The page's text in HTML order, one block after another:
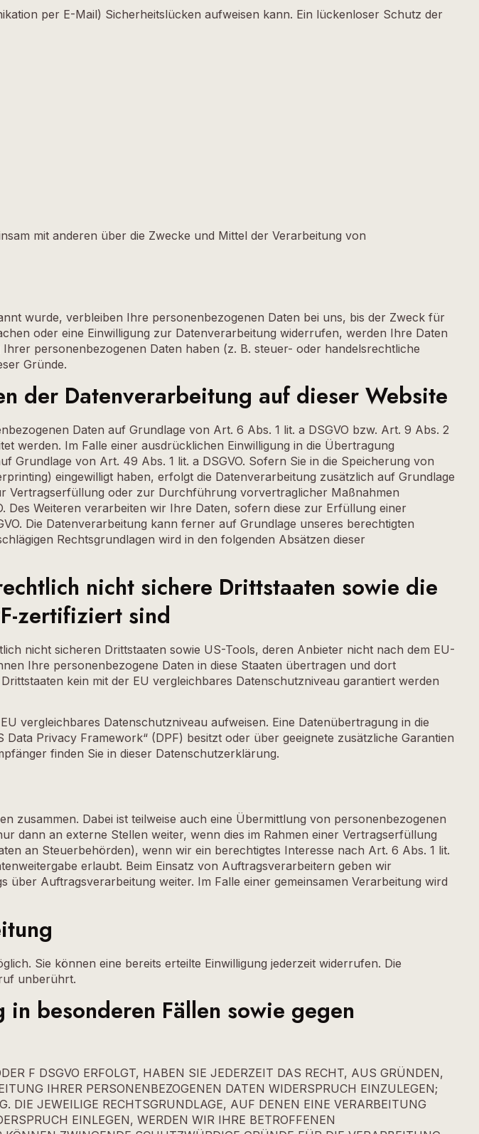
per E-Mail) Sicherheitslücken aufweisen kann. Ein lückenloser Schutz der
mit anderen über die Zwecke und Mittel der Verarbeitung von
wurde, verbleiben Ihre personenbezogenen Daten bei uns, bis der Zweck für
oder eine Einwilligung zur Datenverarbeitung widerrufen, werden Ihre Daten
personenbezogenen Daten haben (z. B. steuer- oder handelsrechtliche
Gründe.
der Datenverarbeitung auf dieser Website
Daten auf Grundlage von Art. 6 Abs. 1 lit. a DSGVO bzw. Art. 9 Abs. 2
werden. Im Falle einer ausdrücklichen Einwilligung in die Übertragung
von Art. 49 Abs. 1 lit. a DSGVO. Sofern Sie in die Speicherung von
eingewilligt haben, erfolgt die Datenverarbeitung zusätzlich auf Grundlage
Vertragserfüllung oder zur Durchführung vorvertraglicher Maßnahmen
Weiteren verarbeiten wir Ihre Daten, sofern diese zur Erfüllung einer
Die Datenverarbeitung kann ferner auf Grundlage unseres berechtigten
Rechtsgrundlagen wird in den folgenden Absätzen dieser
nicht sichere Drittstaaten sowie die
zertifiziert sind
nicht sicheren Drittstaaten sowie US-Tools, deren Anbieter nicht nach dem EU-
Ihre personenbezogene Daten in diese Staaten übertragen und dort
kein mit der EU vergleichbares Datenschutzniveau garantiert werden
vergleichbares Datenschutzniveau aufweisen. Eine Datenübertragung in die
Privacy Framework“ (DPF) besitzt oder über geeignete zusätzliche Garantien
finden Sie in dieser Datenschutzerklärung.
zusammen. Dabei ist teilweise auch eine Übermittlung von personenbezogenen
dann an externe Stellen weiter, wenn dies im Rahmen einer Vertragserfüllung
an Steuerbehörden), wenn wir ein berechtigtes Interesse nach Art. 6 Abs. 1 lit.
erlaubt. Beim Einsatz von Auftragsverarbeitern geben wir
Auftragsverarbeitung weiter. Im Falle einer gemeinsamen Verarbeitung wird
Sie können eine bereits erteilte Einwilligung jederzeit widerrufen. Die
unberührt.
besonderen Fällen sowie gegen
F DSGVO ERFOLGT, HABEN SIE JEDERZEIT DAS RECHT, AUS GRÜNDEN,
IHRER PERSONENBEZOGENEN DATEN WIDERSPRUCH EINZULEGEN;
JEWEILIGE RECHTSGRUNDLAGE, AUF DENEN EINE VERARBEITUNG
EINLEGEN, WERDEN WIR IHRE BETROFFENEN